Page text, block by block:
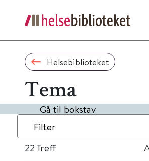
Helsebiblioteket
Tema
Gå til bokstav
Filter
22 Treff